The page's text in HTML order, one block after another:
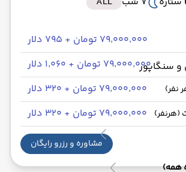
و سنگاپور
همه)
۷۹٬۰۰۰٬۰۰۰ تومان + ۷۹۵ دلار
۷۹٬۰۰۰٬۰۰۰ تومان + ۱٬۰۶۰ دلار
نفر) ۷۹٬۰۰۰٬۰۰۰ تومان + ۳۲۰ دلار
(هرنفر) ۷۹٬۰۰۰٬۰۰۰ تومان + ۳۲۰ دلار
مشاوره و رزرو رایگان